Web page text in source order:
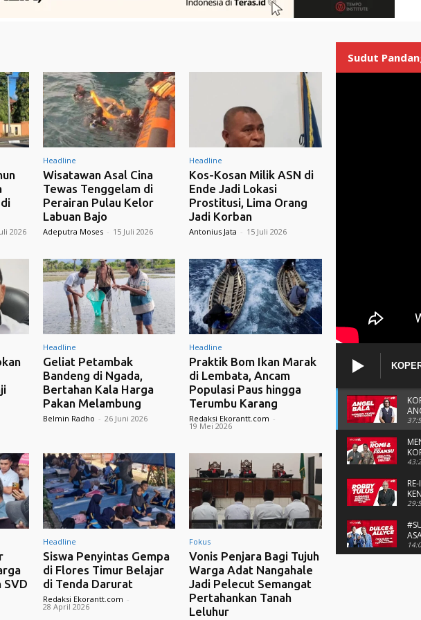
2026
Headline
Wisatawan Asal Cina
Tewas Tenggelam di
Perairan Pulau Kelor
Labuan Bajo
Adeputra Moses - 15 Juli 2026
Headline
Kos-Kosan Milik ASN di
Ende Jadi Lokasi
Prostitusi, Lima Orang
Jadi Korban
Antonius Jata - 15 Juli 2026
Headline
Geliat Petambak
Bandeng di Ngada,
Bertahan Kala Harga
Pakan Melambung
Belmin Radho - 26 Juni 2026
Headline
Praktik Bom Ikan Marak
di Lembata, Ancam
Populasi Paus hingga
Terumbu Karang
Redaksi Ekorantt.com -
19 Mei 2026
SVD
Headline
Siswa Penyintas Gempa
di Flores Timur Belajar
di Tenda Darurat
Redaksi Ekorantt.com -
28 April 2026
Fokus
Vonis Penjara Bagi Tujuh
Warga Adat Nangahale
Jadi Pelecut Semangat
Pertahankan Tanah
Leluhur
Sudut
&